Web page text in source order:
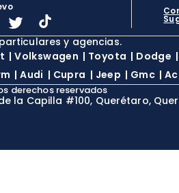
y agencias.
|Volkswagen | Toyota | Dodge |
|Audi | Cupra | Jeep | Gmc |
derechos reservados
la Capilla #100, Querétaro,